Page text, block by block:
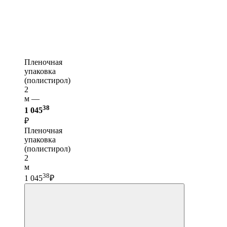
Пленочная
упаковка
(полистирол)
2
м —
1 04538
₽
Пленочная
упаковка
(полистирол)
2
м
1 04538₽